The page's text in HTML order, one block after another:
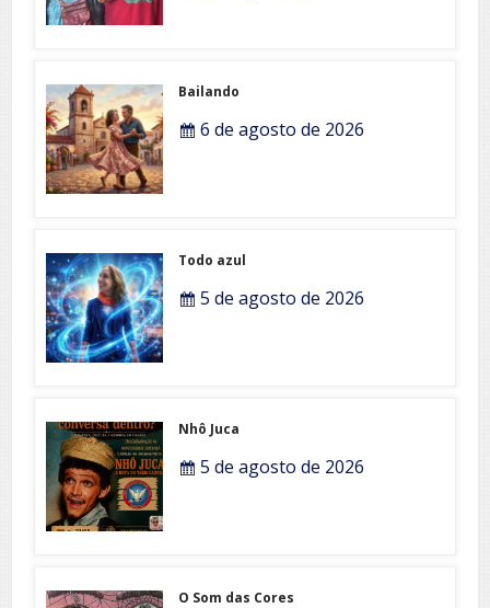
Bailando
6 de agosto de 2026
Todo azul
5 de agosto de 2026
Nhô Juca
5 de agosto de 2026
O Som das Cores